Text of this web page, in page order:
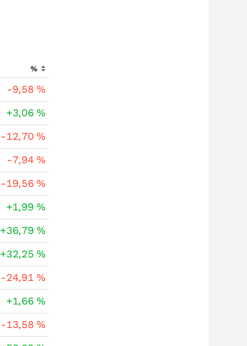
%
-9,58%
+3,06%
-12,70%
-7,94%
-19,56%
+1,99%
+36,79%
+32,25%
-24,91%
+1,66%
-13,58%